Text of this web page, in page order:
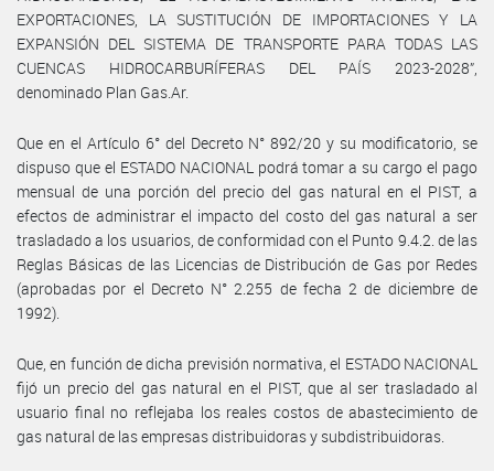
EXPORTACIONES, LA SUSTITUCIÓN DE IMPORTACIONES Y LA
EXPANSIÓN DEL SISTEMA DE TRANSPORTE PARA TODAS LAS
CUENCAS HIDROCARBURÍFERAS DEL PAÍS 2023-2028”,
denominado Plan Gas.Ar.
Que en el Artículo 6° del Decreto N° 892/20 y su modificatorio, se
dispuso que el ESTADO NACIONAL podrá tomar a su cargo el pago
mensual de una porción del precio del gas natural en el PIST, a
efectos de administrar el impacto del costo del gas natural a ser
trasladado a los usuarios, de conformidad con el Punto 9.4.2. de las
Reglas Básicas de las Licencias de Distribución de Gas por Redes
(aprobadas por el Decreto N° 2.255 de fecha 2 de diciembre de
1992).
Que, en función de dicha previsión normativa, el ESTADO NACIONAL
fijó un precio del gas natural en el PIST, que al ser trasladado al
usuario final no reflejaba los reales costos de abastecimiento de
gas natural de las empresas distribuidoras y subdistribuidoras.